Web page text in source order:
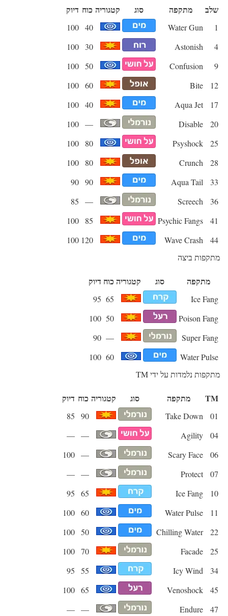
שלב מתקפה סוג קטגוריה כוח דיוק
1
Water Gun
40
100
4
Astonish
30
100
9
Confusion
50
100
12
Bite
60
100
17
Aqua Jet
40
100
20
Disable
—
100
25
Psyshock
80
100
28
Crunch
80
100
33
Aqua Tail
90
90
36
Screech
—
85
41
Psychic Fangs
85
100
44
Wave Crash
120
100
מתקפות ביצה
מתקפה סוג קטגוריה כוח דיוק
Ice Fang
65
95
Poison Fang
50
100
Super Fang
—
90
Water Pulse
60
100
מתקפות נלמדות על ידי TM
TM מתקפה סוג קטגוריה כוח דיוק
01
Take Down
90
85
04
Agility
—
—
06
Scary Face
—
100
07
Protect
—
—
10
Ice Fang
65
95
11
Water Pulse
60
100
22
Chilling Water
50
100
25
Facade
70
100
34
Icy Wind
55
95
45
Venoshock
65
100
47
Endure
—
—